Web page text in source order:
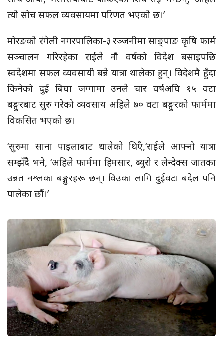
त्यो सोच सफल व्यवसायमा परिणत भएको छ।’
मोरङको रंगेली नगरपालिका-३ रञ्जनीमा साङ्पाङ कृषि फार्म
सञ्चालन गरिरहेका राईले नौ वर्षको विदेश बसाइपछि
स्वदेशमा सफल व्यवसायी बन्ने यात्रा थालेका हुन्। विदेशमै हुँदा
किनेको दुई बिघा जग्गामा उनले चार वर्षअघि १५ वटा
बङ्गुरबाट सुरु गरेको व्यवसाय अहिले ७० वटा बङ्गुरको फार्ममा
विकसित भएको छ।
‘सुरुमा साना पाइलाबाट थालेको थिएँ,‘राईले आफ्नो यात्रा
सम्झँदै भने, ‘अहिले फार्ममा हिमसार, ब्युरो र लेन्देक्स जातका
उन्नत नश्लका बङ्गुरहरू छन्। विउका लागि दुईवटा बदेल पनि
पालेका छौं।’